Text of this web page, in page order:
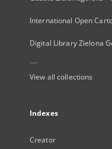
International Open
Digital Library Zielona
...
View all collections
Indexes
Creator